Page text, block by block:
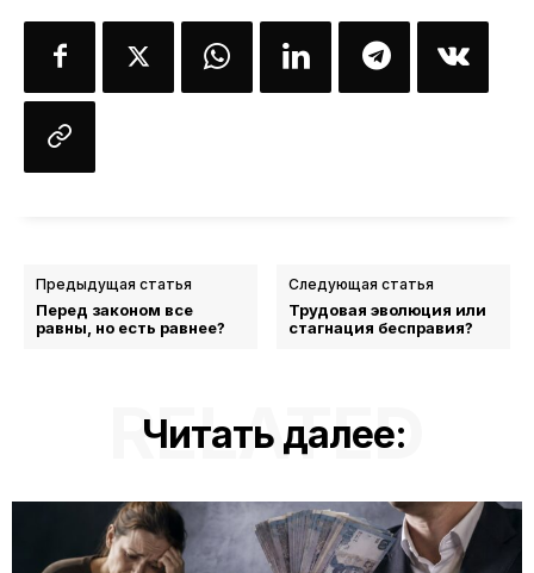
Предыдущая статья
Перед законом все
равны, но есть равнее?
Следующая статья
Трудовая эволюция или
стагнация бесправия?
Читать далее:
RELATED